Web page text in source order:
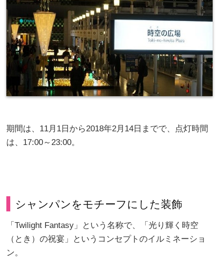
期間は、11月1日から2018年2月14日までで、点灯時間
は、17:00～23:00。
シャンパンをモチーフにした装飾
「Twilight Fantasy」という名称で、「光り輝く時空
（とき）の祝宴」というコンセプトのイルミネーショ
ン。